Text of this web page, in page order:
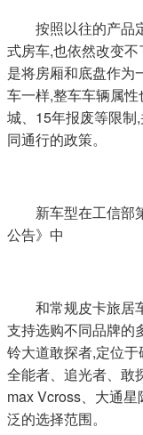
按照以往的产品
式房车,也依然改变
是将房厢和底盘作为
车一样,整车车辆属
城、15年报废等限制
同通行的政策。
新车型在工信部
公告》中
和常规皮卡旅居
支持选购不同品牌的
铃大道敢探者,定位
全能者、追光者、敢
max Vcross、大通
泛的选择范围。